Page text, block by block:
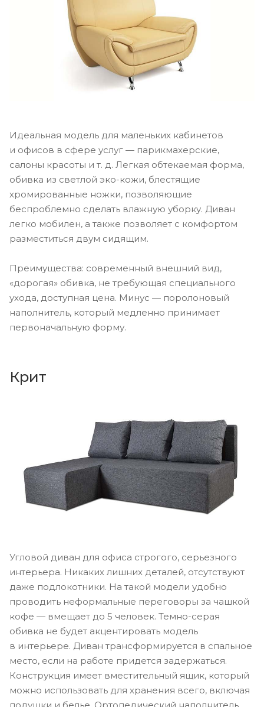
Идеальная модель для маленьких кабинетов
и офисов в сфере услуг — парикмахерские,
салоны красоты и т. д. Легкая обтекаемая форма,
обивка из светлой эко-кожи, блестящие
хромированные ножки, позволяющие
беспроблемно сделать влажную уборку. Диван
легко мобилен, а также позволяет с комфортом
разместиться двум сидящим.
Преимущества: современный внешний вид,
«дорогая» обивка, не требующая специального
ухода, доступная цена. Минус — поролоновый
наполнитель, который медленно принимает
первоначальную форму.
Крит
Угловой диван для офиса строгого, серьезного
интерьера. Никаких лишних деталей, отсутствуют
даже подлокотники. На такой модели удобно
проводить неформальные переговоры за чашкой
кофе — вмещает до 5 человек. Темно-серая
обивка не будет акцентировать модель
в интерьере. Диван трансформируется в спальное
место, если на работе придется задержаться.
Конструкция имеет вместительный ящик, который
можно использовать для хранения всего, включая